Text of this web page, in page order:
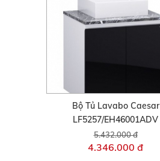
Bộ Tủ Lavabo Caesar
LF5257/EH46001ADV
5.432.000 đ
4.346.000 đ